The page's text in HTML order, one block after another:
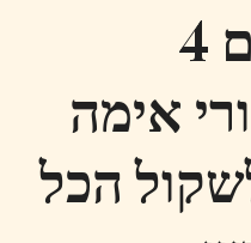
4 עקבים
אימה
הכל